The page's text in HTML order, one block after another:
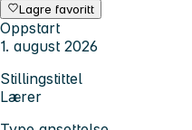
Lagre favoritt
Oppstart
1. august 2026
Stillingstittel
Lærer